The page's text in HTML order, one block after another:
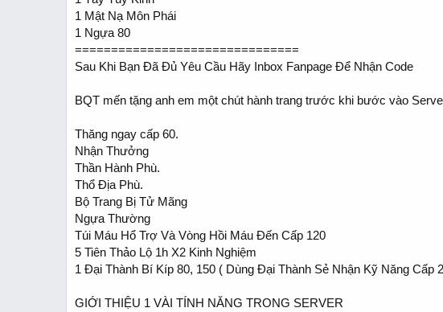
1 Mật Nạ Môn Phái
1 Ngựa 80
===============================
Sau Khi Bạn Đã Đủ Yêu Cầu Hãy Inbox Fanpage Để Nhận Code
BQT mến tặng anh em một chút hành trang trước khi bước vào
Thăng ngay cấp 60.
Nhận Thưởng
Thần Hành Phù.
Thổ Địa Phù.
Bộ Trang Bị Tử Mãng
Ngựa Thường
Túi Máu Hổ Trợ Và Vòng Hồi Máu Đến Cấp 120
5 Tiên Thảo Lộ 1h X2 Kinh Nghiệm
1 Đại Thành Bí Kíp 80, 150 ( Dùng Đại Thành Sẻ Nhận Kỹ Năng Cấp
GIỚI THIỆU 1 VÀI TÍNH NĂNG TRONG SERVER